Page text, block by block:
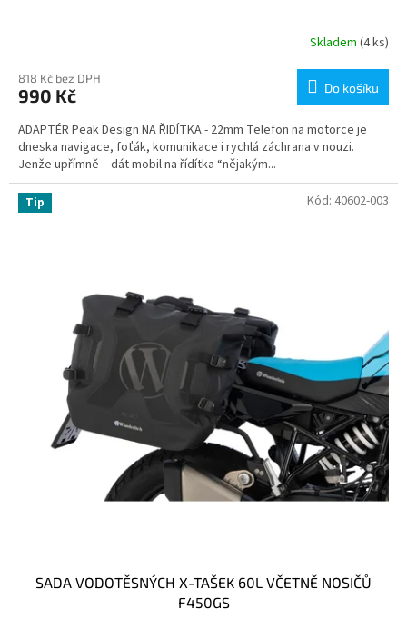
Skladem (4 ks)
818 Kč bez DPH
990 Kč Do košíku
ADAPTÉR Peak Design NA ŘIDÍTKA - 22mm Telefon na motorce je
dneska navigace, foťák, komunikace i rychlá záchrana v nouzi.
Jenže upřímně – dát mobil na řídítka “nějakým...
Tip
SADA VODOTĚSNÝCH X-TAŠEK 60L VČETNĚ NOSIČŮ
F450GS
Kód: 40602-003